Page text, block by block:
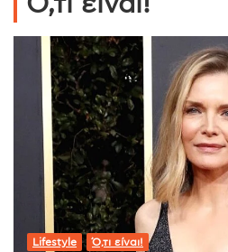
Lifestyle Ό,τι είναι!